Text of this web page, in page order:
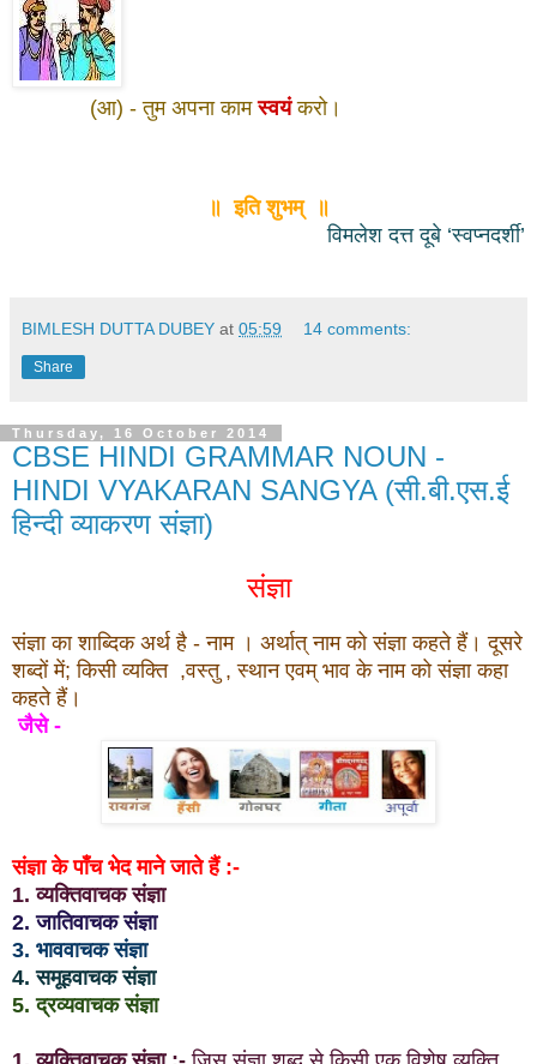
(आ) - तुम अपना कामस्वयं करो।
॥ इति शुभम् ॥
विमलेश दत्त दूबे ‘स्वप्नदर्शी’
BIMLESH DUTTA DUBEY at 05:59 14 comments:
Share
Thursday, 16 October 2014
CBSE HINDI GRAMMAR NOUN -
HINDI VYAKARAN SANGYA (सी.बी.एस.ई
हिन्दी व्याकरण संज्ञा)
संज्ञा
संज्ञा का शाब्दिक अर्थ है - नाम । अर्थात् नाम को संज्ञा कहते हैं। दूसरे
शब्दों में; किसी व्यक्ति ,वस्तु , स्थान एवम् भाव के नाम को संज्ञा कहा
कहते हैं।
जैसे -
संज्ञा के पाँच भेद माने जाते हैं :-
1. व्यक्तिवाचक संज्ञा
2. जातिवाचक संज्ञा
3. भाववाचक संज्ञा
4. समूहवाचक संज्ञा
5. द्रव्यवाचक संज्ञा